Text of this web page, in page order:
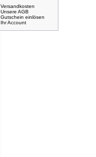
Versandkosten
Unsere AGB
Gutschein einlösen
Ihr Account